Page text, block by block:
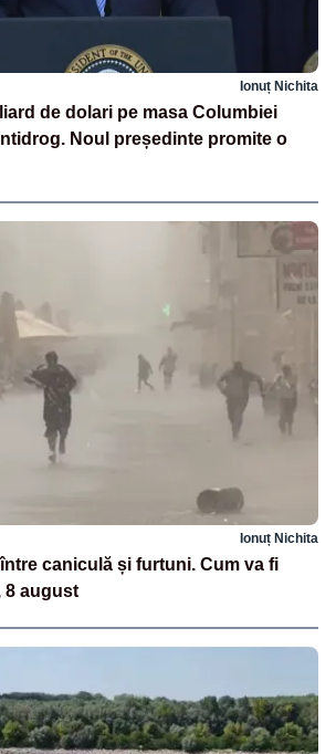
Ionuț Nichita
de dolari pe masa Columbiei
Noul președinte promite o
Ionuț Nichita
caniculă și furtuni. Cum va fi
8 august